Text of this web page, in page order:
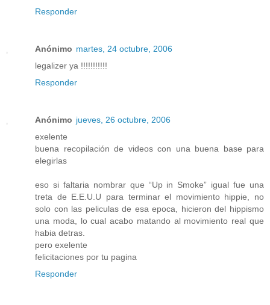
Responder
Anónimo martes, 24 octubre, 2006
legalizer ya !!!!!!!!!!!
Responder
Anónimo jueves, 26 octubre, 2006
exelente
buena recopilación de videos con una buena base para
elegirlas
eso si faltaria nombrar que “Up in Smoke” igual fue una
treta de E.E.U.U para terminar el movimiento hippie, no
solo con las peliculas de esa epoca, hicieron del hippismo
una moda, lo cual acabo matando al movimiento real que
habia detras.
pero exelente
felicitaciones por tu pagina
Responder